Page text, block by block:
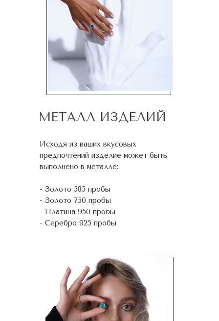
МЕТАЛЛ ИЗДЕЛИЙ
Исходя из ваших вкусовых
предпочтений изделие может быть
выполнено в металле:
- Золото 585 пробы
- Золото 750 пробы
- Платина 950 пробы
- Серебро 925 пробы